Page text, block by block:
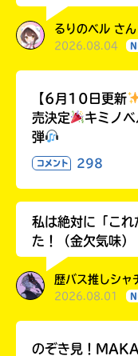
るりのベル さ
2026.08.04
【6月10日更新
売決定
キミノ
弾
コメント 298
私は絶対に「これ
た！（金欠気味）
歴バス推しシ
2026.08.01
のぞき見！